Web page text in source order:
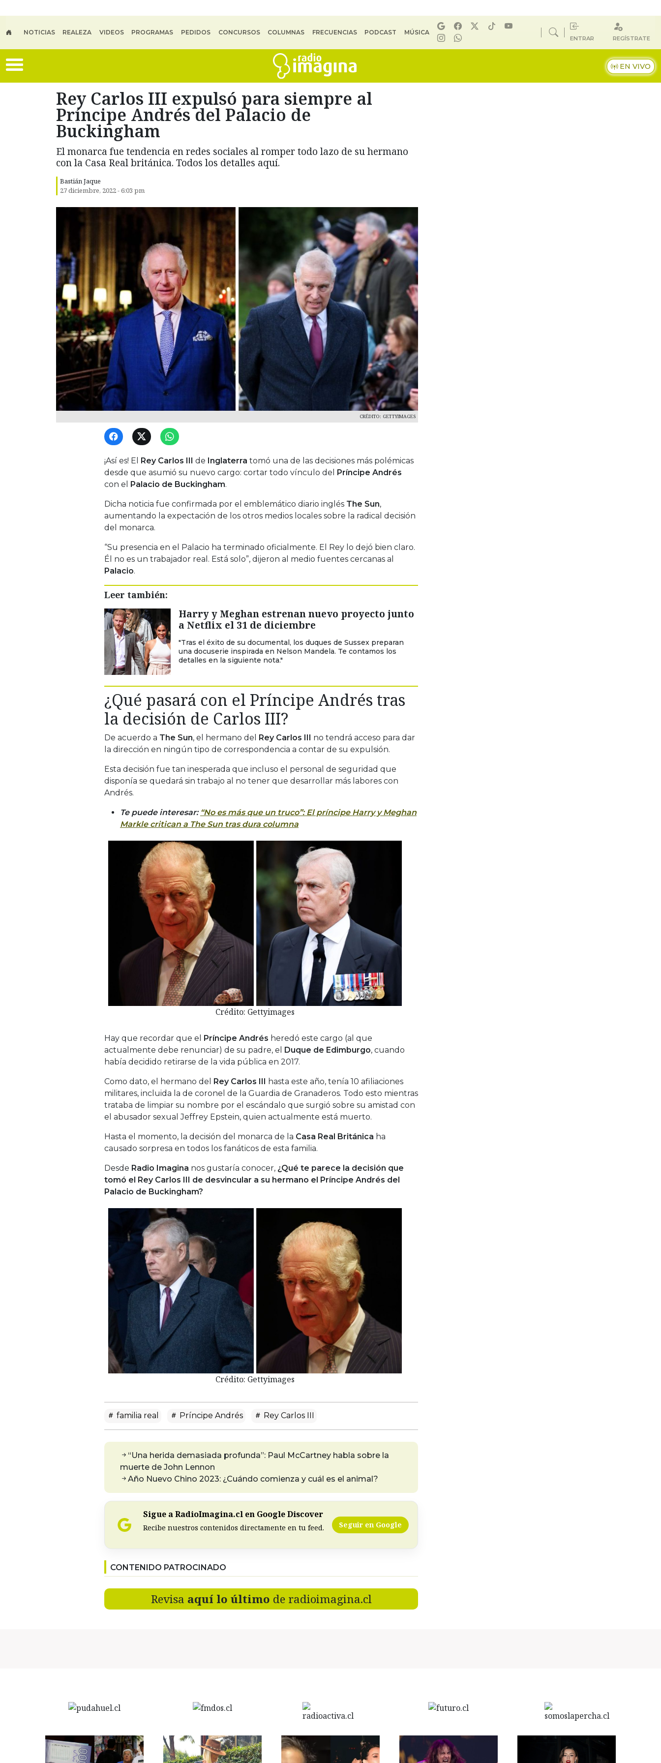
NOTICIAS REALEZA VIDEOS PROGRAMAS PEDIDOS CONCURSOS COLUMNAS FRECUENCIAS PODCAST MÚSICA
ENTRAR REGÍSTRATE
EN VIVO
Rey Carlos III expulsó para siempre al
Príncipe Andrés del Palacio de
Buckingham
El monarca fue tendencia en redes sociales al romper todo lazo de su hermano
con la Casa Real británica. Todos los detalles aquí.
Bastián Jaque
27 diciembre, 2022 - 6:03 pm
CRÉDITO: GETTYIMAGES
¡Así es! El Rey Carlos III de Inglaterra tomó una de las decisiones más polémicas
desde que asumió su nuevo cargo: cortar todo vínculo del Príncipe Andrés
con el Palacio de Buckingham.
Dicha noticia fue confirmada por el emblemático diario inglés The Sun,
aumentando la expectación de los otros medios locales sobre la radical decisión
del monarca.
“Su presencia en el Palacio ha terminado oficialmente. El Rey lo dejó bien claro.
Él no es un trabajador real. Está solo”, dijeron al medio fuentes cercanas al
Palacio.
Leer también:
Harry y Meghan estrenan nuevo proyecto junto
a Netflix el 31 de diciembre
"Tras el éxito de su documental, los duques de Sussex preparan
una docuserie inspirada en Nelson Mandela. Te contamos los
detalles en la siguiente nota."
¿Qué pasará con el Príncipe Andrés tras
la decisión de Carlos III?
De acuerdo a The Sun, el hermano del Rey Carlos III no tendrá acceso para dar
la dirección en ningún tipo de correspondencia a contar de su expulsión.
Esta decisión fue tan inesperada que incluso el personal de seguridad que
disponía se quedará sin trabajo al no tener que desarrollar más labores con
Andrés.
Te puede interesar: “No es más que un truco”: El príncipe Harry y Meghan
Markle critican a The Sun tras dura columna
Crédito: Gettyimages
Hay que recordar que el Príncipe Andrés heredó este cargo (al que
actualmente debe renunciar) de su padre, el Duque de Edimburgo, cuando
había decidido retirarse de la vida pública en 2017.
Como dato, el hermano del Rey Carlos III hasta este año, tenía 10 afiliaciones
militares, incluida la de coronel de la Guardia de Granaderos. Todo esto mientras
trataba de limpiar su nombre por el escándalo que surgió sobre su amistad con
el abusador sexual Jeffrey Epstein, quien actualmente está muerto.
Hasta el momento, la decisión del monarca de la Casa Real Británica ha
causado sorpresa en todos los fanáticos de esta familia.
Desde Radio Imagina nos gustaría conocer, ¿Qué te parece la decisión que
tomó el Rey Carlos III de desvincular a su hermano el Príncipe Andrés del
Palacio de Buckingham?
Crédito: Gettyimages
familia real Príncipe Andrés Rey Carlos III
“Una herida demasiada profunda”: Paul McCartney habla sobre la
muerte de John Lennon
Año Nuevo Chino 2023: ¿Cuándo comienza y cuál es el animal?
Sigue a RadioImagina.cl en Google Discover
Recibe nuestros contenidos directamente en tu feed. Seguir en Google
CONTENIDO PATROCINADO
Revisa aquí lo último de radioimagina.cl